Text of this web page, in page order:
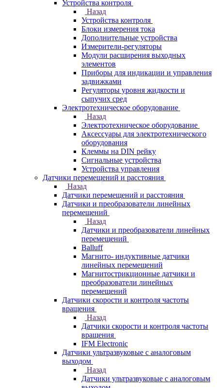
Устройства контроля
Назад
Устройства контроля
Блоки измерения тока
Дополнительные устройства
Измерители-регуляторы
Модули расширения выходных
элементов
Приборы для индикации и управления
задвижками
Регуляторы уровня жидкости и
сыпучих сред
Электротехническое оборудование
Назад
Электротехническое оборудование
Аксессуары для электротехнического
оборудования
Клеммы на DIN рейку
Сигнальные устройства
Устройства управления
Датчики перемещений и расстояния
Назад
Датчики перемещений и расстояния
Датчики и преобразователи линейных
перемещений
Назад
Датчики и преобразователи линейных
перемещений
Balluff
Магнито- индуктивные датчики
линейных перемещений
Магнитострикционные датчики и
преобразователи линейных
перемещений
Датчики скорости и контроля частоты
вращения
Назад
Датчики скорости и контроля частоты
вращения
IFM Electronic
Датчики ультразвуковые с аналоговым
выходом
Назад
Датчики ультразвуковые с аналоговым